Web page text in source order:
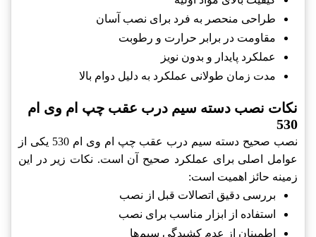
طراحی منحصر به فرد برای نصب آسان
مقاومت در برابر حرارت و رطوبت
عملکرد پایدار و بدون نویز
مدت زمان طولانی عملکرد به دلیل دوام بالا
نکات نصب دسته سیم درب عقب چپ ام وی ام
530
نصب صحیح دسته سیم درب عقب چپ ام وی ام 530 یکی از
عوامل اصلی برای عملکرد صحیح آن است. نکات زیر در این
زمینه حائز اهمیت است:
بررسی دقیق اتصالات قبل از نصب
استفاده از ابزار مناسب برای نصب
اطمینان از عدم کشیدگی سیم‌ها